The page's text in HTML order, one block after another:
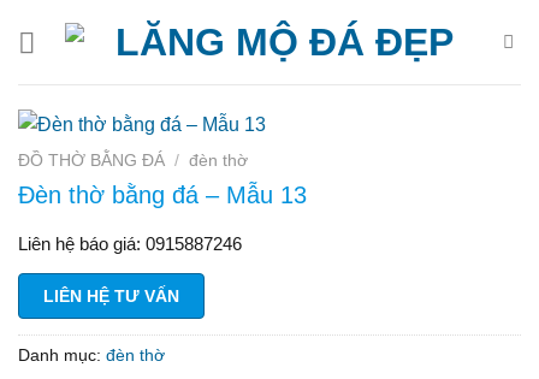
ĐỒ THỜ BẰNG ĐÁ / đèn thờ
Đèn thờ bằng đá – Mẫu 13
Liên hệ báo giá: 0915887246
LIÊN HỆ TƯ VẤN
Danh mục: đèn thờ